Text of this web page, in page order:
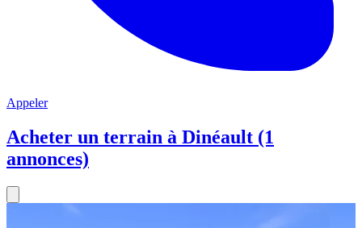
Appeler
Acheter un terrain à Dinéault (1
annonces)